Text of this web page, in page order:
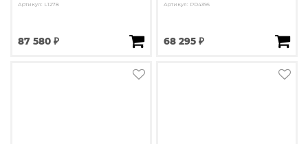
Артикул: L1278
87 580 ₽
Артикул: PD4396
68 295 ₽